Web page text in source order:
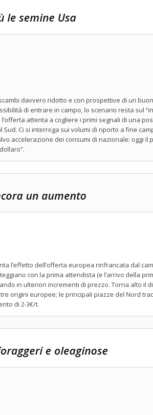
le semine Usa
davvero ridotto e con prospettive di un
di entrare in campo, lo scenario resta sul
attenta a cogliere i primi segnali di una
Sud. Ci si interroga sui volumi di riporto a fine
accelerazione dei consumi di nazionale: oggi
un aumento
l’effetto dell’offerta europea rinfrancata dal
con la prima attendista (e l’arrivo della
in ulteriori incrementi di prezzo. Torna alto il
origini europee; le principali piazze del Nord
di 2-3€/t.
e oleaginose